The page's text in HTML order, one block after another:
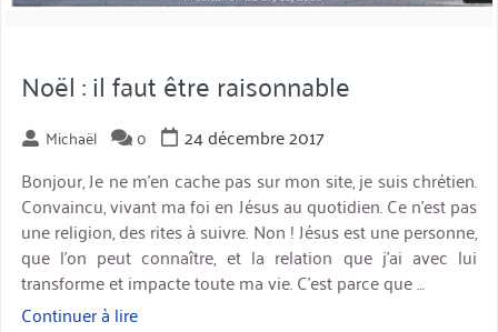
Noël : il faut être raisonnable
Michaël 0
24 décembre 2017
Bonjour, Je ne m’en cache pas sur mon site, je suis chrétien.
Convaincu, vivant ma foi en Jésus au quotidien. Ce n’est pas
une religion, des rites à suivre. Non ! Jésus est une personne,
que l’on peut connaître, et la relation que j’ai avec lui
transforme et impacte toute ma vie. C’est parce que …
Continuer à lire« Noël